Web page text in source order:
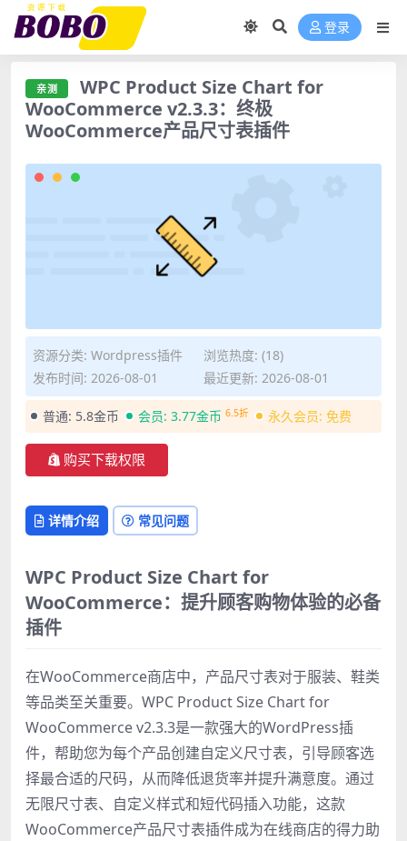
登录
亲测
WPC Product Size Chart for
WooCommerce v2.3.3：终极
WooCommerce产品尺寸表插件
资源分类: Wordpress插件
浏览热度: (18)
发布时间: 2026-08-01
最近更新: 2026-08-01
普通: 5.8金币 会员: 3.77金币 6.5折 永久会员: 免费
购买下载权限
详情介绍 常见问题
WPC Product Size Chart for
WooCommerce：提升顾客购物体验的必备
插件
在WooCommerce商店中，产品尺寸表对于服装、鞋类
等品类至关重要。WPC Product Size Chart for
WooCommerce v2.3.3是一款强大的WordPress插
件，帮助您为每个产品创建自定义尺寸表，引导顾客选
择最合适的尺码，从而降低退货率并提升满意度。通过
无限尺寸表、自定义样式和短代码插入功能，这款
WooCommerce产品尺寸表插件成为在线商店的得力助